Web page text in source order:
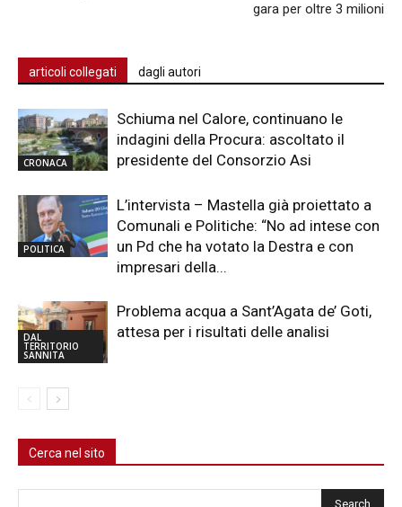
gara per oltre 3 milioni
articoli collegati dagli autori
CRONACA
Schiuma nel Calore, continuano le
indagini della Procura: ascoltato il
presidente del Consorzio Asi
POLITICA
L’intervista – Mastella già proiettato a
Comunali e Politiche: “No ad intese con
un Pd che ha votato la Destra e con
impresari della...
DAL
TERRITORIO
SANNITA
Problema acqua a Sant’Agata de’ Goti,
attesa per i risultati delle analisi
Cerca nel sito